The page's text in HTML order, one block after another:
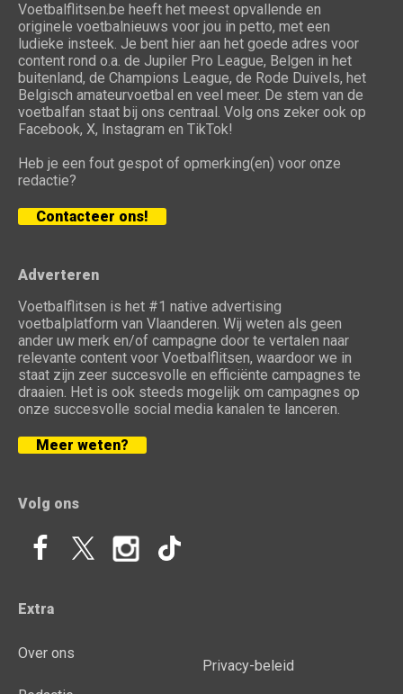
Voetbalflitsen.be heeft het meest opvallende en
originele voetbalnieuws voor jou in petto, met een
ludieke insteek. Je bent hier aan het goede adres voor
content rond o.a. de Jupiler Pro League, Belgen in het
buitenland, de Champions League, de Rode Duivels, het
Belgisch amateurvoetbal en veel meer. De stem van de
voetbalfan staat bij ons centraal. Volg ons zeker ook op
Facebook, X, Instagram en TikTok!
Heb je een fout gespot of opmerking(en) voor onze
redactie?
Contacteer ons!
Adverteren
Voetbalflitsen is het #1 native advertising
voetbalplatform van Vlaanderen. Wij weten als geen
ander uw merk en/of campagne door te vertalen naar
relevante content voor Voetbalflitsen, waardoor we in
staat zijn zeer succesvolle en efficiënte campagnes te
draaien. Het is ook steeds mogelijk om campagnes op
onze succesvolle social media kanalen te lanceren.
Meer weten?
Volg ons
Extra
Over ons
Privacy-beleid